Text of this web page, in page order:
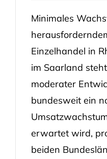
Minimales
Einzelhandel in
im Saarland
moderater
bundesweit ein
erwartet wird,
beiden